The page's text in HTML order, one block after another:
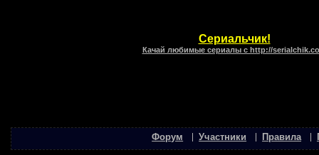
Сериальчик!
Качай любимые сериалы с http://
Форум Участники Правила